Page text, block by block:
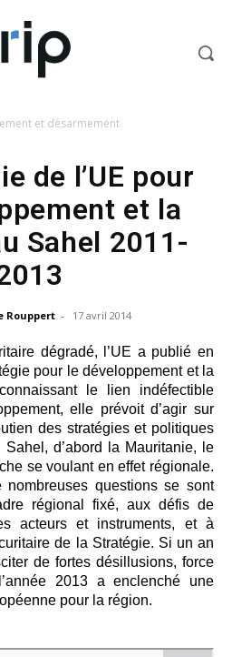
et désarmement
de l’UE pour
et la
Sahel 2011-
Rouppert - 17 avril 2014
dégradé, l’UE a publié en
pour le développement et la
le lien indéfectible
elle prévoit d’agir sur
des stratégies et politiques
d’abord la Mauritanie, le
se voulant en effet régionale.
nombreuses questions se sont
régional fixé, aux défis de
acteurs et instruments, et à
de la Stratégie. Si un an
de fortes désillusions, force
2013 a enclenché une
pour la région.